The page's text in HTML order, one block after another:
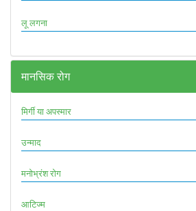
लू लगना
मानसिक रोग
मिर्गी या अपस्मार
उन्माद
मनोभ्रंश रोग
आटिज्म